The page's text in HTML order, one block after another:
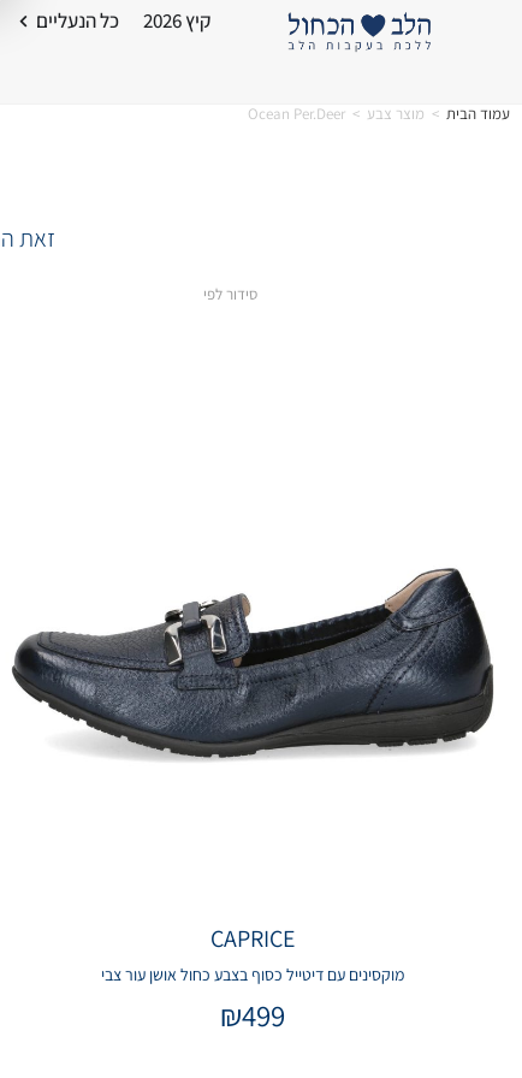
קיץ 2026 כל הנעליים
עמוד הבית > מוצר צבע >
Ocean Per.Deer
זאת
סידור לפי
CAPRICE
מוקסינים עם דיטייל כסוף בצבע כחול אושן עור צבי
₪499